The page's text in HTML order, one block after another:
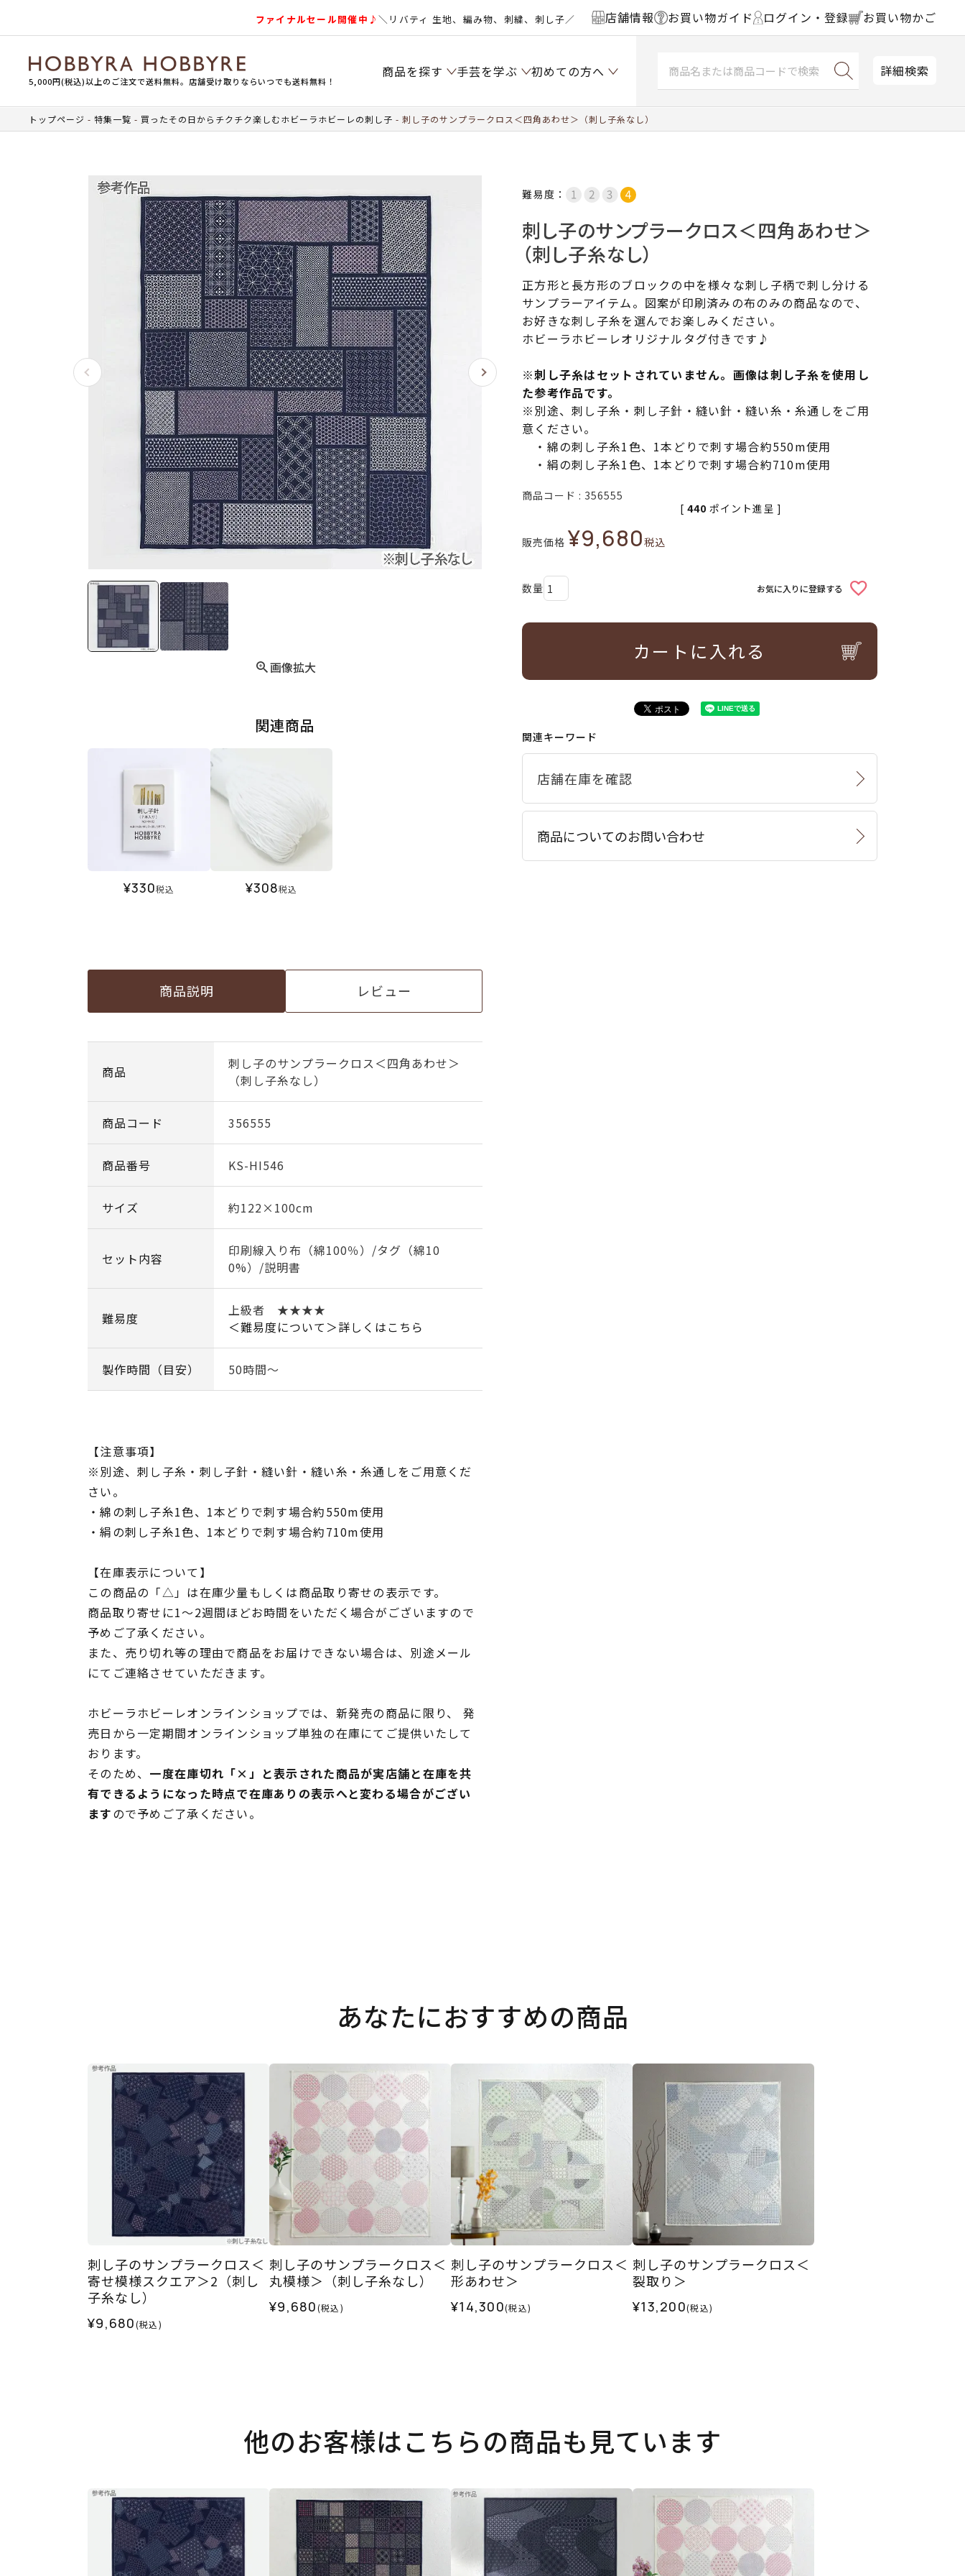
ファイナルセール開催中♪＼リバティ 生地、編み物、刺繍、刺し子／ 店舗情報 お買い物ガイド ログイン・登録 お買い物かご
5,000円(税込)以上のご注文で送料無料。店舗受け取りならいつでも送料無料！
商品を探す 手芸を学ぶ 初めての方へ 詳細検索
トップページ 特集一覧 買ったその日からチクチク楽しむホビーラホビーレの刺し子 刺し子のサンプラークロス＜四角あわせ＞（刺し子糸なし）
画像拡大
関連商品
¥330税込 ¥308税込
商品説明 レビュー
商品
刺し子のサンプラークロス＜四角あわせ＞
（刺し子糸なし）
商品コード 356555
商品番号 KS-HI546
サイズ 約122×100cm
セット内容
印刷線入り布（綿100％）/タグ（綿10
0%）/説明書
難易度
上級者 ★★★★
＜難易度について＞詳しくはこちら
製作時間（目安） 50時間～
【注意事項】
※別途、刺し子糸・刺し子針・縫い針・縫い糸・糸通しをご用意くだ
さい。
・綿の刺し子糸1色、1本どりで刺す場合約550m使用
・絹の刺し子糸1色、1本どりで刺す場合約710m使用
【在庫表示について】
この商品の「△」は在庫少量もしくは商品取り寄せの表示です。
商品取り寄せに1～2週間ほどお時間をいただく場合がございますので
予めご了承ください。
また、売り切れ等の理由で商品をお届けできない場合は、別途メール
にてご連絡させていただきます。
ホビーラホビーレオンラインショップでは、新発売の商品に限り、 発
売日から一定期間オンラインショップ単独の在庫にてご提供いたして
おります。
そのため、 一度在庫切れ「×」と表示された商品が実店舗と在庫を共
有できるようになった時点で在庫ありの表示へと変わる場合がござい
ますので予めご了承ください。
難易度：
刺し子のサンプラークロス＜四角あわせ＞
（刺し子糸なし）
正方形と長方形のブロックの中を様々な刺し子柄で刺し分ける
サンプラーアイテム。図案が印刷済みの布のみの商品なので、
お好きな刺し子糸を選んでお楽しみください。
ホビーラホビーレオリジナルタグ付きです♪
※刺し子糸はセットされていません。画像は刺し子糸を使用し
た参考作品です。
※別途、刺し子糸・刺し子針・縫い針・縫い糸・糸通しをご用
意ください。
・綿の刺し子糸1色、1本どりで刺す場合約550m使用
・絹の刺し子糸1色、1本どりで刺す場合約710m使用
商品コード 356555
販売価格 ¥9,680税込
[ 440 ポイント進呈 ]
お気に入りに登録する
カートに入れる
関連キーワード
商品についてのお問い合わせ
あなたにおすすめの商品
刺し子のサンプラークロス＜
寄せ模様スクエア＞2（刺し
子糸なし）
¥9,680(税込)
刺し子のサンプラークロス＜
丸模様＞（刺し子糸なし）
¥9,680(税込)
刺し子のサンプラークロス＜
形あわせ＞
¥14,300(税込)
刺し子のサンプラークロス＜
裂取り＞
¥13,200(税込)
他のお客様はこちらの商品も見ています